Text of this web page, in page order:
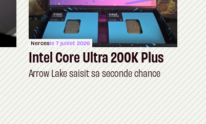
Nercesle 7 juillet 2026
Intel Core Ultra 200K Plus
Arrow Lake saisit sa seconde chance